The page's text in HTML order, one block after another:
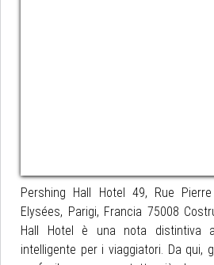
Pershing Hall Hotel 49, Rue
Elysées, Parigi, Francia 75008
Hall Hotel è una nota distintiva
intelligente per i viaggiatori. Da qui,